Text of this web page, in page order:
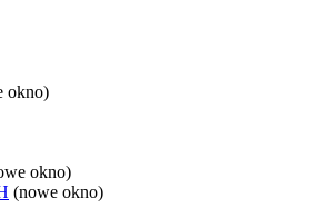
okno)
okno)
(nowe okno)